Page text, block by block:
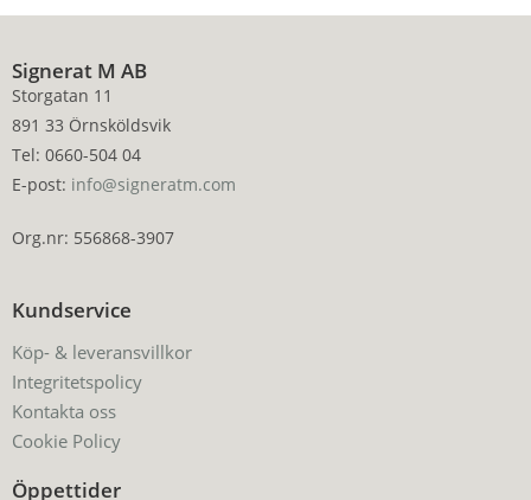
Signerat M AB
Storgatan 11
891 33 Örnsköldsvik
Tel: 0660-504 04
E-post: info@signeratm.com
Org.nr: 556868-3907
Kundservice
Köp- & leveransvillkor
Integritetspolicy
Kontakta oss
Cookie Policy
Öppettider